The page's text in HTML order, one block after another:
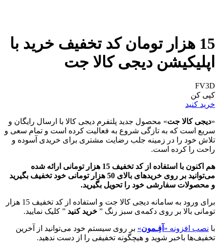
15 هزار تومان کد تخفیف خرید با
اپلیکیشن دیجی کالا جت
FV3D
کپی کن
خرید کنید
«دیجی کالا جت» محصول جدید پلتفرم دیجی کالا با ارسال رایگان و
سریع است که به تازگی شروع به فعالیت کرده است و تمام سعی و
تلاش خود را در زمینه جلب رضایت مشتری برای خریدی آسوده و
راحت را کرده است.
هم اکنون با استفاده از کد تخفیف 15 هزار تومانی ارائه شده
می‌توانید بر روی خریدهای بالای 50 هزار تومانی خود تخفیف بگیرید
و محصولات سفارشی خود را تحویل بگیرید.
برای ورود به سامانه دیجی کالا جت و استفاده از کد تخفیف 15 هزار
تومانی بالا بر روی دکمه‌ی سبز رنگ ” خرید کنید ” کلیک نمایید.
با نصب افزونه « آفِـمون» بر روی سیستم خود می‌توانید از آخرین
تخفیف‌ها باخبر شوید و هیچگونه تخفیفی را از دست ندهید.